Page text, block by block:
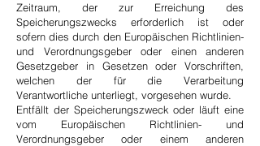
Zeitraum, der zur Erreichung des
Speicherungszwecks erforderlich ist oder
sofern dies durch den Europäischen Richtlinien-
und Verordnungsgeber oder einen anderen
Gesetzgeber in Gesetzen oder Vorschriften,
welchen der für die Verarbeitung
Verantwortliche unterliegt, vorgesehen wurde.
Entfällt der Speicherungszweck oder läuft eine
vom Europäischen Richtlinien- und
Verordnungsgeber oder einem anderen